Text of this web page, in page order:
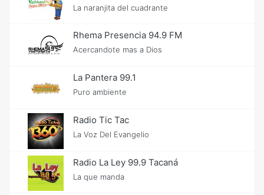
La naranjita del cuadrante
Rhema Presencia 94.9 FM
Acercandote mas a Dios
La Pantera 99.1
Puro ambiente
Radio Tic Tac
La Voz Del Evangelio
Radio La Ley 99.9 Tacaná
La que manda